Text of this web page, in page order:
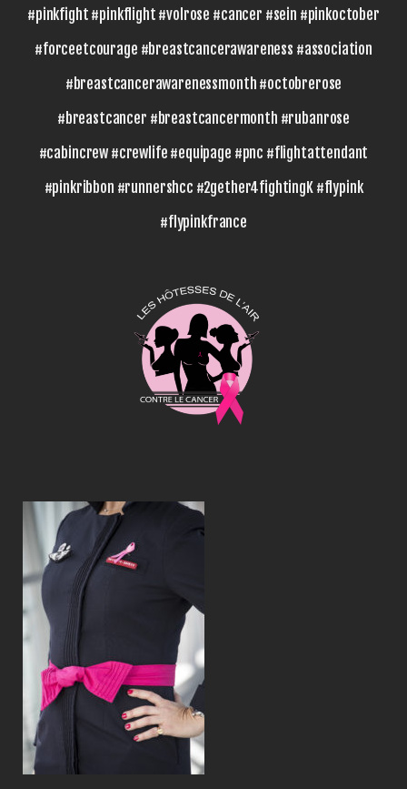
#pinkfight #pinkflight #volrose #cancer #sein #pinkoctober
#forceetcourage #breastcancerawareness #association
#breastcancerawarenessmonth #octobrerose
#breastcancer #breastcancermonth #rubanrose
#cabincrew #crewlife #equipage #pnc #flightattendant
#pinkribbon #runnershcc #2gether4fightingK #flypink
#flypinkfrance